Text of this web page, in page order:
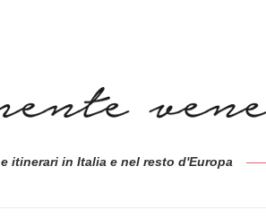
itinerari in Italia e nel resto d'Europa